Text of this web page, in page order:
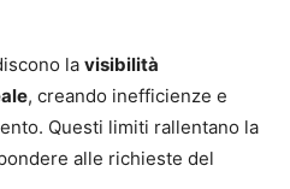
la visibilità
, creando inefficienze e
Questi limiti rallentano la
alle richieste del